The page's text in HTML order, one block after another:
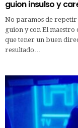
guion insulso y
No paramos de repetir
guion y con El
que tener un buen
resultado…